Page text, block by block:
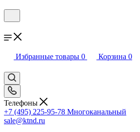
Избранные товары 0 Корзина 0
Телефоны
+7 (495) 225-95-78 Многоканальный
sale@ktnd.ru